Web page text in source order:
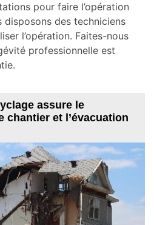
pour faire l’opération
disposons des techniciens
l’opération. Faites-nous
professionnelle est
assure le
chantier et l’évacuation